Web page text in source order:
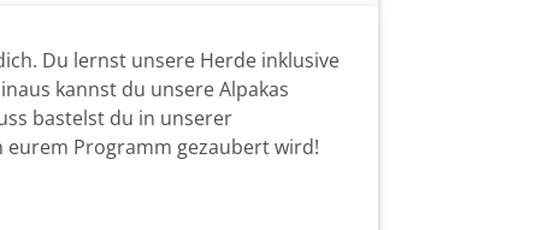
Du lernst unsere Herde inklusive
kannst du unsere Alpakas
bastelst du in unserer
eurem Programm gezaubert wird!